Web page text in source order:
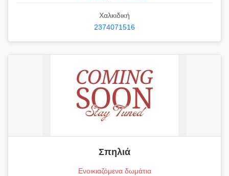
Χαλκιδική
2374071516
Σπηλιά
Ενοικιαζόμενα δωμάτια